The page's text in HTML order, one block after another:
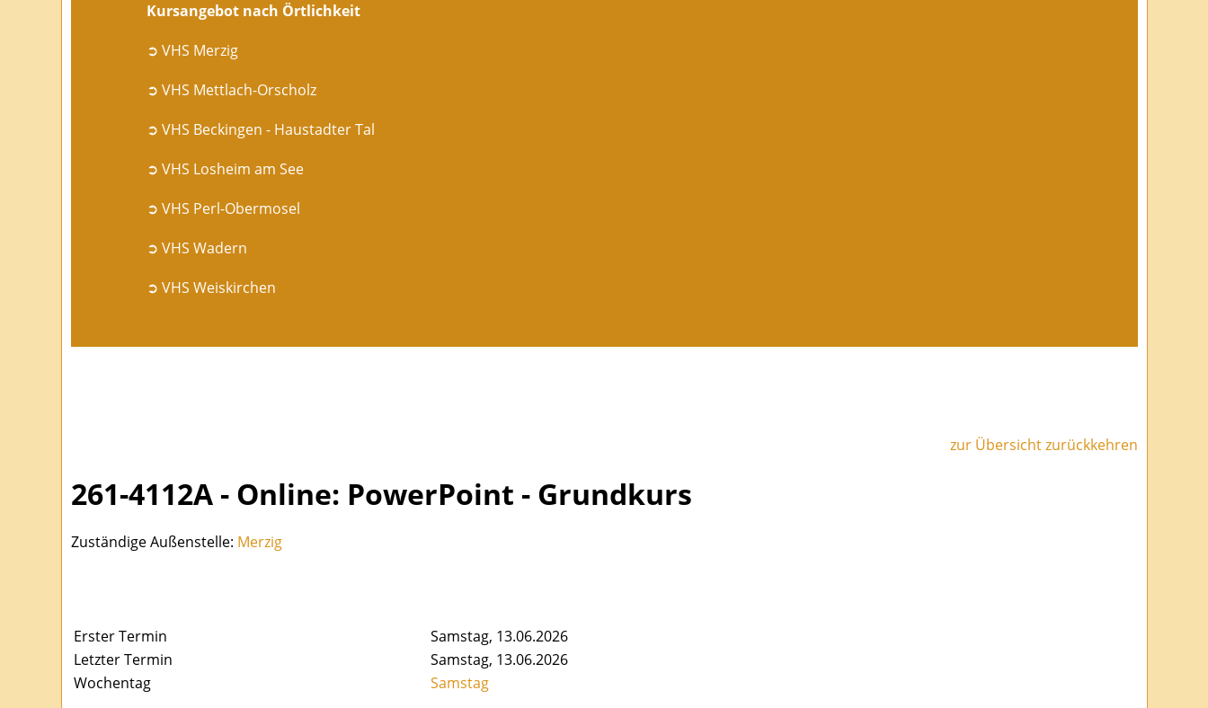
Kursangebot nach Örtlichkeit
➲ VHS Merzig
➲ VHS Mettlach-Orscholz
➲ VHS Beckingen - Haustadter Tal
➲ VHS Losheim am See
➲ VHS Perl-Obermosel
➲ VHS Wadern
➲ VHS Weiskirchen
zur Übersicht zurückkehren
261-4112A - Online: PowerPoint - Grundkurs
Zuständige Außenstelle: Merzig
Erster Termin
Samstag, 13.06.2026
Letzter Termin
Samstag, 13.06.2026
Wochentag
Samstag